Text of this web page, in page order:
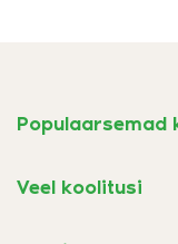
Populaarsemad
Veel koolitusi